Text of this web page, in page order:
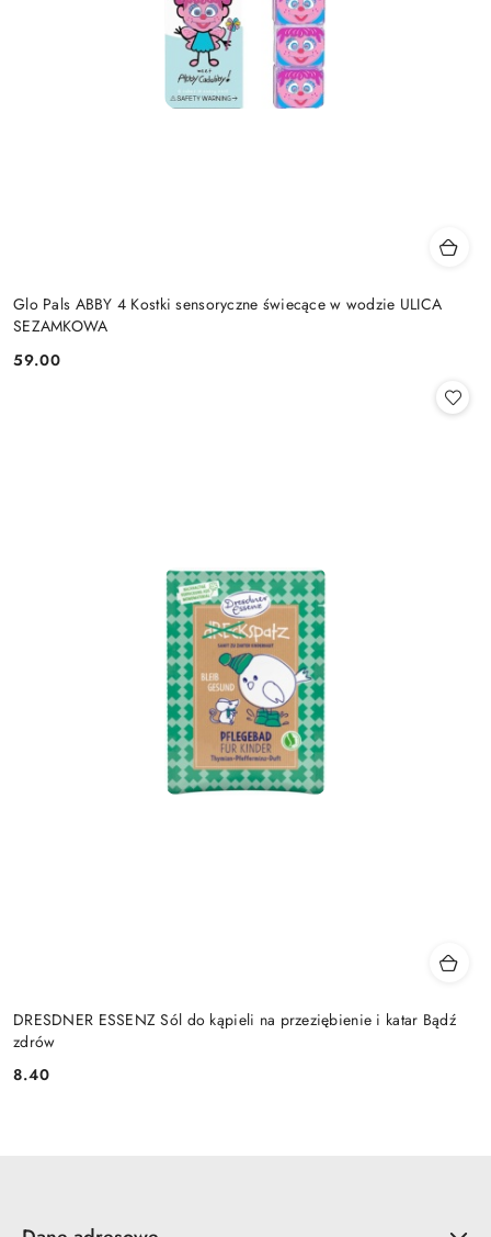
Glo Pals ABBY 4 Kostki sensoryczne świecące w wodzie ULICA
SEZAMKOWA
Cena:
59.00
DRESDNER ESSENZ Sól do kąpieli na przeziębienie i katar Bądź
zdrów
Cena:
8.40